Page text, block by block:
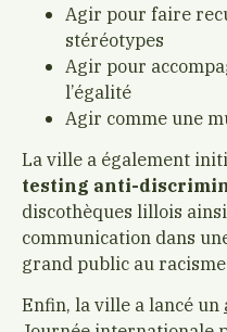
Agir pour faire
stéréotypes
Agir pour
l’égalité
Agir comme une
La ville a également
testing anti-
discothèques lillois
communication dans
grand public au
Enfin, la ville a lancé un